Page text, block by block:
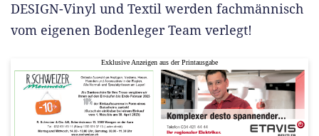
DESIGN-Vinyl und Textil werden fachmännisch
vom eigenen Bodenleger Team verlegt!
Exklusive Anzeigen aus der Printausgabe